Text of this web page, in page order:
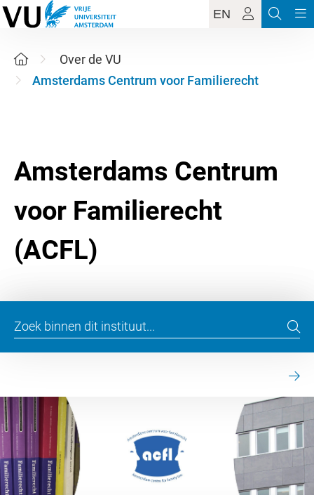
EN
Over de VU
Amsterdams Centrum voor Familierecht
Amsterdams Centrum
voor Familierecht